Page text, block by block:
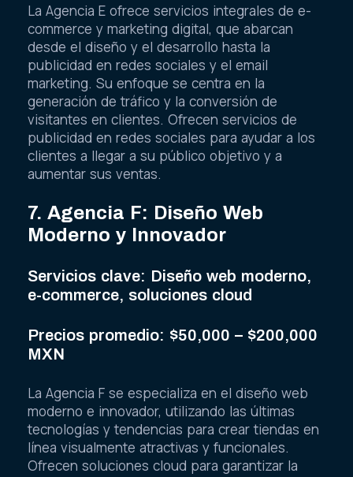
La Agencia E ofrece servicios integrales de e-
commerce y marketing digital, que abarcan
desde el diseño y el desarrollo hasta la
publicidad en redes sociales y el email
marketing. Su enfoque se centra en la
generación de tráfico y la conversión de
visitantes en clientes. Ofrecen servicios de
publicidad en redes sociales para ayudar a los
clientes a llegar a su público objetivo y a
aumentar sus ventas.
7. Agencia F: Diseño Web
Moderno y Innovador
Servicios clave: Diseño web moderno,
e-commerce, soluciones cloud
Precios promedio: $50,000 – $200,000
MXN
La Agencia F se especializa en el diseño web
moderno e innovador, utilizando las últimas
tecnologías y tendencias para crear tiendas en
línea visualmente atractivas y funcionales.
Ofrecen soluciones cloud para garantizar la